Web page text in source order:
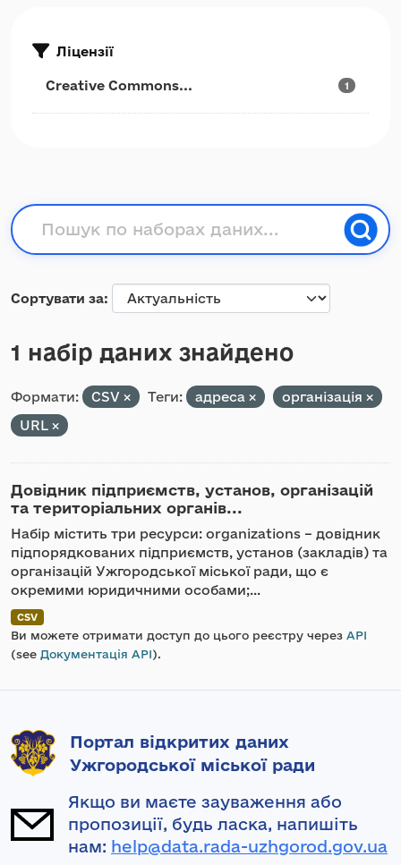
Ліцензії
Creative Commons... 1
Сортувати за
1 набір даних знайдено
Формати: CSV Теги: адреса
організація
URL
Довідник підприємств, установ, організацій
та територіальних органів...
Набір містить три ресурси: organizations – довідник
підпорядкованих підприємств, установ (закладів) та
організацій Ужгородської міської ради, що є
окремими юридичними особами;...
CSV
Ви можете отримати доступ до цього реєстру через API
(see Документація API).
Портал відкритих даних
Ужгородської міської ради
Якщо ви маєте зауваження або
пропозиції, будь ласка, напишіть
нам: help@data.rada-uzhgorod.gov.ua